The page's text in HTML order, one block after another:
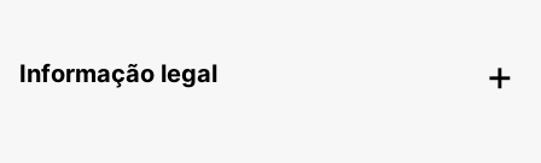
Informação legal